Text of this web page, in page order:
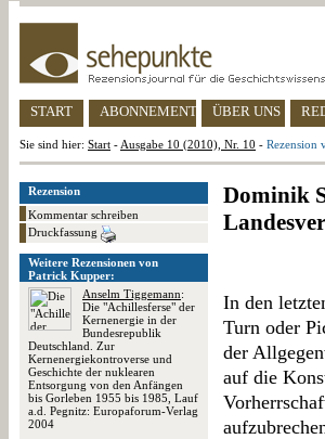
START ABONNEMENT ÜBER UNS
Sie sind hier: Start - Ausgabe 10 (2010), Nr. 10 - Rezension
Rezension
Kommentar schreiben
Druckfassung
Weitere Rezensionen von
Patrick Kupper:
Anselm Tiggemann:
Die "Achillesferse" der
Kernenergie in der
Bundesrepublik
Deutschland. Zur
Kernenergiekontroverse und
Geschichte der nuklearen
Entsorgung von den Anfängen
bis Gorleben 1955 bis 1985, Lauf
a.d. Pegnitz: Europaforum-Verlag
2004
Dominik
In den
Turn oder
der
auf die